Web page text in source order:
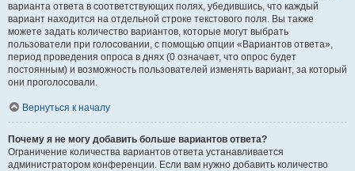
варианта ответа в соответствующих полях, убедившись, что каждый
вариант находится на отдельной строке текстового поля. Вы также
можете задать количество вариантов, которые могут выбрать
пользователи при голосовании, с помощью опции «Вариантов ответа»,
период проведения опроса в днях (0 означает, что опрос будет
постоянным) и возможность пользователей изменять вариант, за который
они проголосовали.
Вернуться к началу
Почему я не могу добавить больше вариантов ответа?
Ограничение количества вариантов ответа устанавливается
администратором конференции. Если вам нужно добавить количество